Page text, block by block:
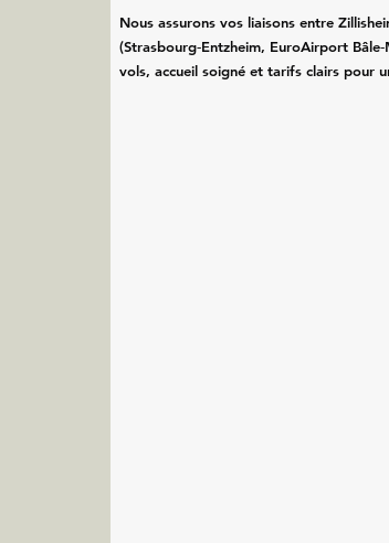
Nous assurons vos liaisons entre
(Strasbourg‑Entzheim, EuroAirport
vols, accueil soigné et tarifs clairs pour